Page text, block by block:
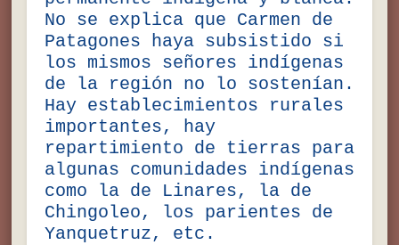
No se explica que Carmen de
Patagones haya subsistido si
los mismos señores indígenas
de la región no lo sostenían.
Hay establecimientos rurales
importantes, hay
repartimiento de tierras para
algunas comunidades indígenas
como la de Linares, la de
Chingoleo, los parientes de
Yanquetruz, etc.